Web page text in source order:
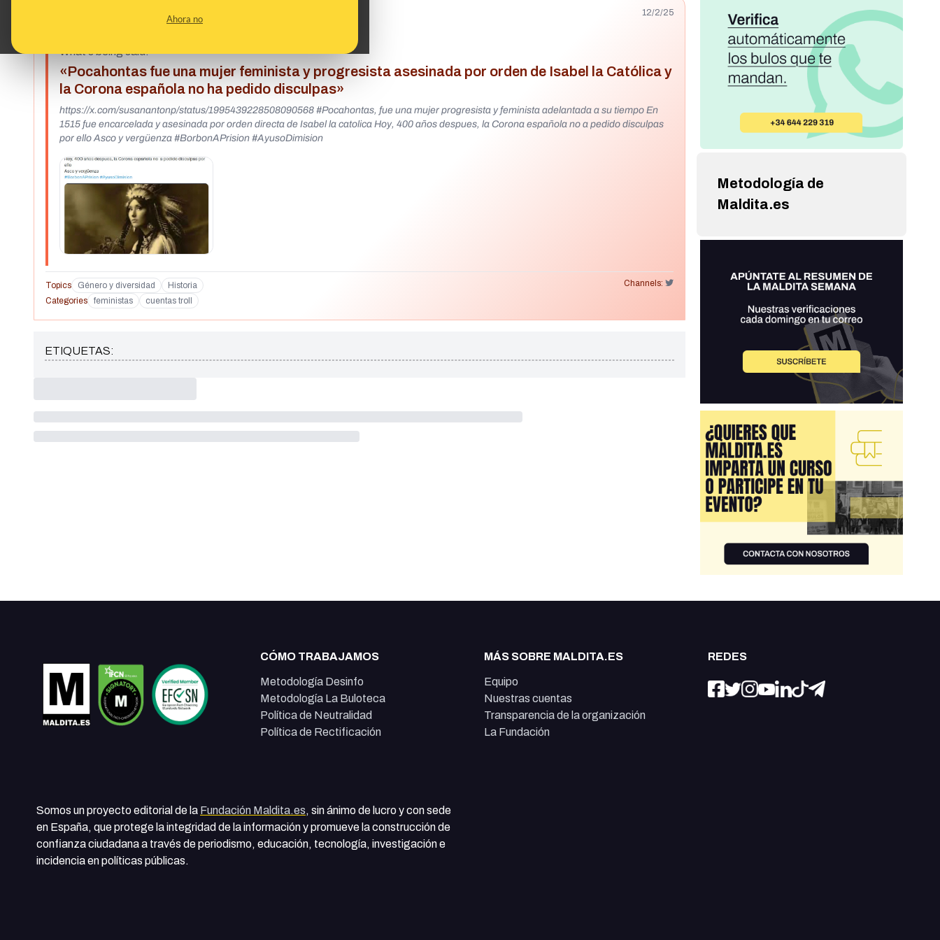
Ahora no
12/2/25
What's being said:
«Pocahontas fue una mujer feminista y progresista asesinada por orden de Isabel la Católica y
la Corona española no ha pedido disculpas»
https://x.com/susanantonp/status/1995439228508090568 #Pocahontas, fue una mujer progresista y feminista adelantada a su tiempo En
1515 fue encarcelada y asesinada por orden directa de Isabel la catolica Hoy, 400 años despues, la Corona española no a pedido disculpas
por ello Asco y vergüenza #BorbonAPrision #AyusoDimision
Topics Género y diversidad Historia
Channels:
Categories
feministas cuentas troll
ETIQUETAS:
Metodología de
Maldita.es
CÓMO TRABAJAMOS
Metodología Desinfo
Metodología La Buloteca
Política de Neutralidad
Política de Rectificación
MÁS SOBRE MALDITA.ES
Equipo
Nuestras cuentas
Transparencia de la organización
La Fundación
REDES
Somos un proyecto editorial de la Fundación Maldita.es, sin ánimo de lucro y con sede
en España, que protege la integridad de la información y promueve la construcción de
confianza ciudadana a través de periodismo, educación, tecnología, investigación e
incidencia en políticas públicas.